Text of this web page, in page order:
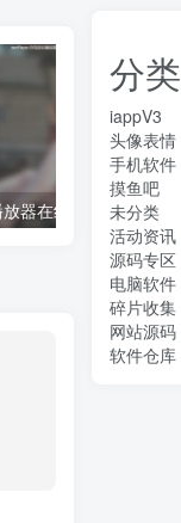
器在线播放
分类
iappV3
头像表情
手机软件
摸鱼吧
未分类
活动资讯
源码专区
电脑软件
碎片收集
网站源码
软件仓库